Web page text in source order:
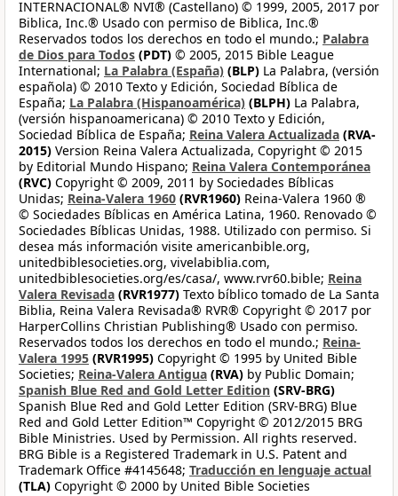
INTERNACIONAL® NVI® (Castellano) © 1999, 2005, 2017 por
Biblica, Inc.® Usado con permiso de Biblica, Inc.®
Reservados todos los derechos en todo el mundo.; Palabra
de Dios para Todos (PDT) © 2005, 2015 Bible League
International; La Palabra (España) (BLP) La Palabra, (versión
española) © 2010 Texto y Edición, Sociedad Bíblica de
España; La Palabra (Hispanoamérica) (BLPH) La Palabra,
(versión hispanoamericana) © 2010 Texto y Edición,
Sociedad Bíblica de España; Reina Valera Actualizada (RVA-
2015) Version Reina Valera Actualizada, Copyright © 2015
by Editorial Mundo Hispano; Reina Valera Contemporánea
(RVC) Copyright © 2009, 2011 by Sociedades Bíblicas
Unidas; Reina-Valera 1960 (RVR1960) Reina-Valera 1960 ®
© Sociedades Bíblicas en América Latina, 1960. Renovado ©
Sociedades Bíblicas Unidas, 1988. Utilizado con permiso. Si
desea más información visite americanbible.org,
unitedbiblesocieties.org, vivelabiblia.com,
unitedbiblesocieties.org/es/casa/, www.rvr60.bible; Reina
Valera Revisada (RVR1977) Texto bíblico tomado de La Santa
Biblia, Reina Valera Revisada® RVR® Copyright © 2017 por
HarperCollins Christian Publishing® Usado con permiso.
Reservados todos los derechos en todo el mundo.; Reina-
Valera 1995 (RVR1995) Copyright © 1995 by United Bible
Societies; Reina-Valera Antigua (RVA) by Public Domain;
Spanish Blue Red and Gold Letter Edition (SRV-BRG)
Spanish Blue Red and Gold Letter Edition (SRV-BRG) Blue
Red and Gold Letter Edition™ Copyright © 2012/2015 BRG
Bible Ministries. Used by Permission. All rights reserved.
BRG Bible is a Registered Trademark in U.S. Patent and
Trademark Office #4145648; Traducción en lenguaje actual
(TLA) Copyright © 2000 by United Bible Societies